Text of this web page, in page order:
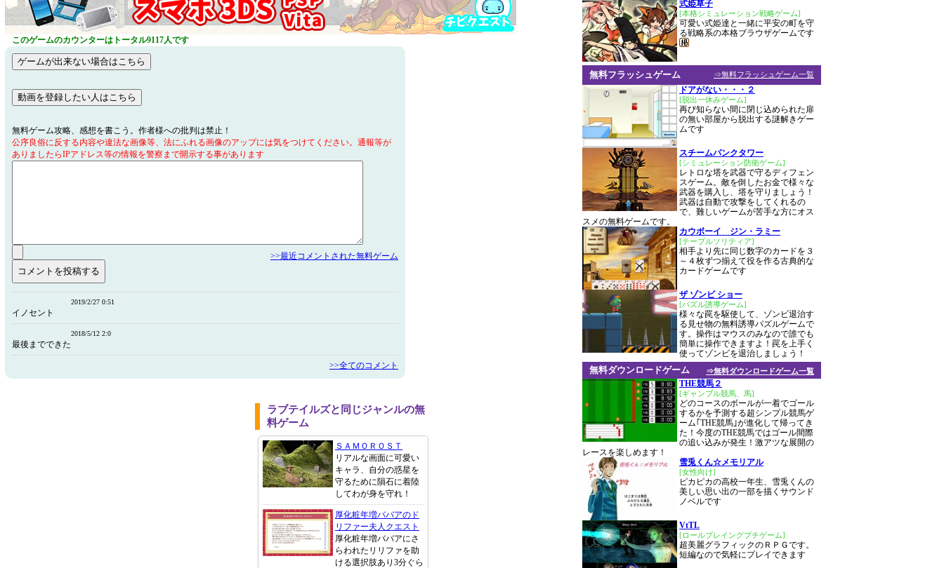
このゲームのカウンターはトータル9117人です
無料ゲーム攻略、感想を書こう。作者様への批判は禁止！
公序良俗に反する内容や違法な画像等、法にふれる画像のアップには気をつけてください。通報等が
ありましたらIPアドレス等の情報を警察まで開示する事があります
>>最近コメントされた無料ゲーム
2019/2/27 0:51
イノセント
2018/5/12 2:0
最後までできた
>>全てのコメント
ラブテイルズと同じジャンルの無
料ゲーム
ＳＡＭＯＲＯＳＴ
リアルな画面に可愛い
キャラ、自分の惑星を
守るために隕石に着陸
してわが身を守れ！
厚化粧年増ババアのド
リファー夫人クエスト
厚化粧年増ババアにさ
らわれたリリファを助
ける選択肢あり3分ぐら
式姫草子
[本格シミュレーション戦略ゲーム]
可愛い式姫達と一緒に平安の町を守
る戦略系の本格ブラウザゲームです
⇒無料フラッシュゲーム一覧
無料フラッシュゲーム
ドアがない・・・２
[脱出一休みゲーム]
再び知らない間に閉じ込められた扉
の無い部屋から脱出する謎解きゲー
ムです
スチームパンクタワー
[シミュレーション防衛ゲーム]
レトロな塔を武器で守るディフェン
スゲーム。敵を倒したお金で様々な
武器を購入し、塔を守りましょう！
武器は自動で攻撃をしてくれるの
で、難しいゲームが苦手な方にオス
スメの無料ゲームです。
カウボーイ ジン・ラミー
[テーブルソリティア]
相手より先に同じ数字のカードを３
～４枚ずつ揃えて役を作る古典的な
カードゲームです
ザ ゾンビ ショー
[パズル誘導ゲーム]
様々な罠を駆使して、ゾンビ退治す
る見せ物の無料誘導パズルゲームで
す。操作はマウスのみなので誰でも
簡単に操作できますよ！罠を上手く
使ってゾンビを退治しましょう！
⇒無料ダウンロードゲーム一覧
無料ダウンロードゲーム
THE競馬２
[ギャンブル競馬、馬]
どのコースのボールが一着でゴール
するかを予測する超シンプル競馬ゲ
ーム｢THE競馬｣が進化して帰ってき
た！今度のTHE競馬ではゴール間際
の追い込みが発生！激アツな展開の
レースを楽しめます！
雪兎くん☆メモリアル
[女性向け]
ピカピカの高校一年生、雪兎くんの
美しい思い出の一部を描くサウンド
ノベルです
VtTL
[ロールプレイングプチゲーム]
超美麗グラフィックのＲＰＧです。
短編なので気軽にプレイできます